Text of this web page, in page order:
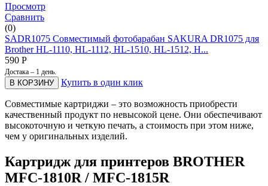
Просмотр
Сравнить
(0)
SADR1075 Совместимый фотобарабан SAKURA DR1075 для
Brother HL-1110, HL-1112, HL-1510, HL-1512, H...
590 Р
Достака – 1 день.
В КОРЗИНУ Купить в один клик
Совместимые картриджи – это возможность приобрести
качественный продукт по невысокой цене. Они обеспечивают
высокоточную и четкую печать, а стоимость при этом ниже,
чем у оригинальных изделий.
Картридж для принтеров BROTHER
MFC-1810R / MFC-1815R